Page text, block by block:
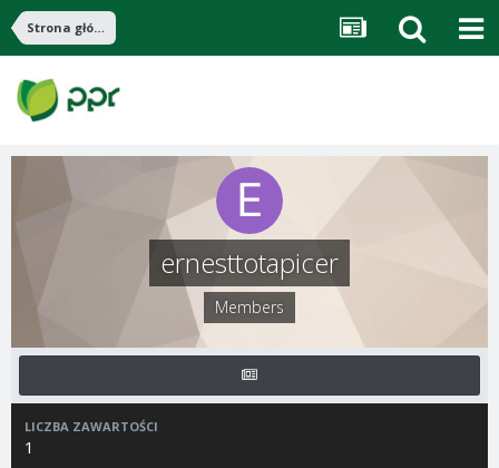
Strona główna
ernesttotapicer
Members
LICZBA ZAWARTOŚCI
1